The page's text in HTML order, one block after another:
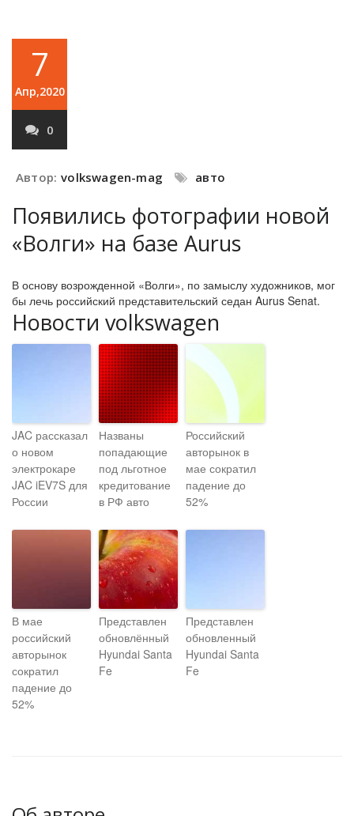
7
Апр,2020
0
Автор: volkswagen-mag авто
Появились фотографии новой
«Волги» на базе Aurus
В основу возрожденной «Волги», по замыслу художников, мог
бы лечь российский представительский седан Aurus Senat.
Новости volkswagen
JAC рассказал
о новом
электрокаре
JAC iEV7S для
России
Названы
попадающие
под льготное
кредитование
в РФ авто
Российский
авторынок в
мае сократил
падение до
52%
В мае
российский
авторынок
сократил
падение до
52%
Представлен
обновлённый
Hyundai Santa
Fe
Представлен
обновленный
Hyundai Santa
Fe